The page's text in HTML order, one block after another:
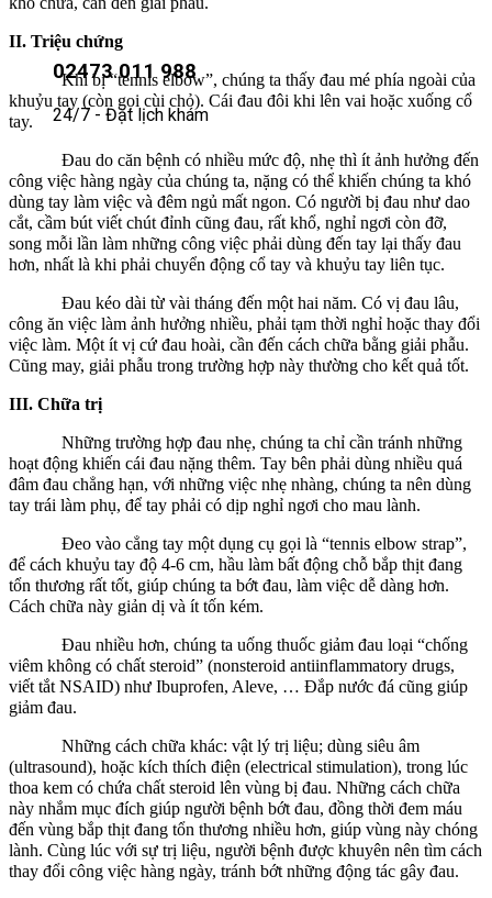
02473 011 988
24/7 - Đặt lịch khám
II. Triệu chứng
Khi bị “tennis elbow”, chúng ta thấy đau mé phía ngoài của
khuỷu tay (còn gọi cùi chỏ). Cái đau đôi khi lên vai hoặc xuống cổ
tay.
Đau do căn bệnh có nhiều mức độ, nhẹ thì ít ảnh hưởng đến
công việc hàng ngày của chúng ta, nặng có thể khiến chúng ta khó
dùng tay làm việc và đêm ngủ mất ngon. Có người bị đau như dao
cắt, cầm bút viết chút đỉnh cũng đau, rất khổ, nghỉ ngơi còn đỡ,
song mỗi lần làm những công việc phải dùng đến tay lại thấy đau
hơn, nhất là khi phải chuyển động cổ tay và khuỷu tay liên tục.
Đau kéo dài từ vài tháng đến một hai năm. Có vị đau lâu,
công ăn việc làm ảnh hưởng nhiều, phải tạm thời nghỉ hoặc thay đổi
việc làm. Một ít vị cứ đau hoài, cần đến cách chữa bằng giải phẫu.
Cũng may, giải phẫu trong trường hợp này thường cho kết quả tốt.
III. Chữa trị
Những trường hợp đau nhẹ, chúng ta chỉ cần tránh những
hoạt động khiến cái đau nặng thêm. Tay bên phải dùng nhiều quá
đâm đau chẳng hạn, với những việc nhẹ nhàng, chúng ta nên dùng
tay trái làm phụ, để tay phải có dịp nghỉ ngơi cho mau lành.
Đeo vào cẳng tay một dụng cụ gọi là “tennis elbow strap”,
để cách khuỷu tay độ 4-6 cm, hầu làm bất động chỗ bắp thịt đang
tổn thương rất tốt, giúp chúng ta bớt đau, làm việc dễ dàng hơn.
Cách chữa này giản dị và ít tốn kém.
Đau nhiều hơn, chúng ta uống thuốc giảm đau loại “chống
viêm không có chất steroid” (nonsteroid antiinflammatory drugs,
viết tắt NSAID) như Ibuprofen, Aleve, … Đắp nước đá cũng giúp
giảm đau.
Những cách chữa khác: vật lý trị liệu; dùng siêu âm
(ultrasound), hoặc kích thích điện (electrical stimulation), trong lúc
thoa kem có chứa chất steroid lên vùng bị đau. Những cách chữa
này nhắm mục đích giúp người bệnh bớt đau, đồng thời đem máu
đến vùng bắp thịt đang tổn thương nhiều hơn, giúp vùng này chóng
lành. Cùng lúc với sự trị liệu, người bệnh được khuyên nên tìm cách
thay đổi công việc hàng ngày, tránh bớt những động tác gây đau.